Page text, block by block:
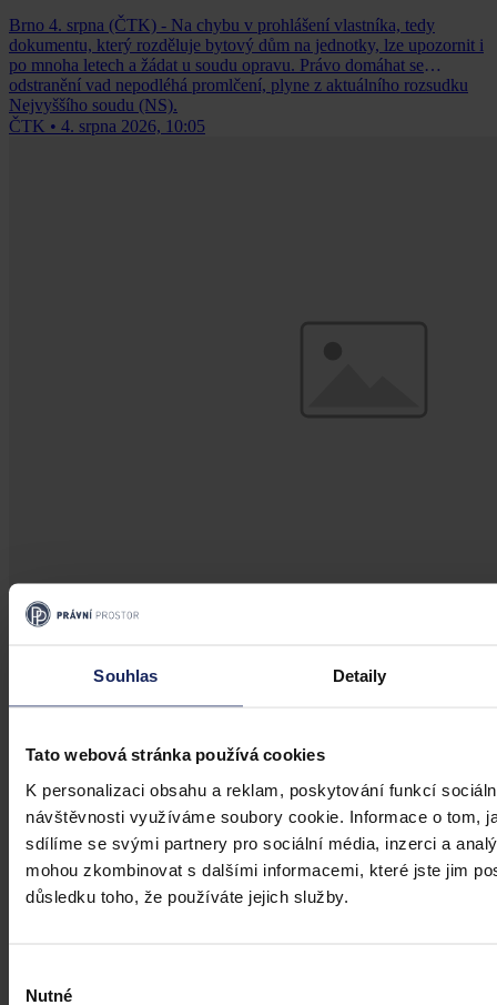
Souhlas Detaily
Tato webová stránka používá cookies
K personalizaci obsahu a reklam, poskytování funkcí
návštěvnosti využíváme soubory cookie. Informace o tom,
sdílíme se svými partnery pro sociální média, inzerci a
mohou zkombinovat s dalšími informacemi, které jste jim
důsledku toho, že používáte jejich služby.
souhlasu
Nutné
Brno 4. srpna (ČTK) - Na chybu v prohlášení vlastníka, tedy
dokumentu, který rozděluje bytový dům na jednotky, lze upozornit i
po mnoha letech a žádat u soudu opravu. Právo domáhat se
odstranění vad nepodléhá promlčení, plyne z aktuálního rozsudku
Nejvyššího soudu (NS).
ČTK • 4. srpna 2026, 10:05
Aktuality
Úkladná vražda a některé další činy by
mohly být nepromlčitelné, navrhla
úmyslným usmrcením by se mohly zařadit mezi nepromlčitelné. Jde
také například o některé činy související s obecným ohrožením,
teroristickým útokem a terorem, za něž hrozí až výjimečný trest.
ČTK • 3. srpna 2026, 10:04